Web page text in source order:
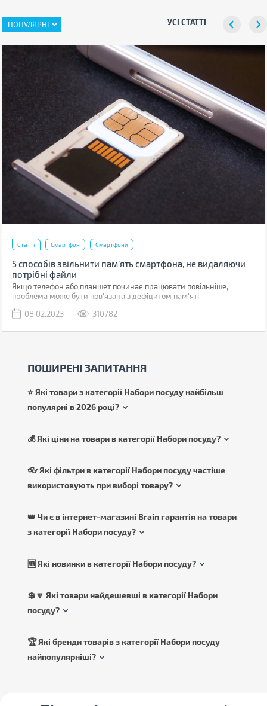
ПОПУЛЯРНІ УСІ СТАТТІ
Статті Смартфон Смартфони
5 способів звільнити пам’ять смартфона, не видаляючи
потрібні файли
Якщо телефон або планшет починає працювати повільніше,
проблема може бути пов'язана з дефіцитом пам'яті.
08.02.2023
310782
ПОШИРЕНІ ЗАПИТАННЯ
⭐ Які товари з категорії Набори посуду найбільш
популярні в 2026 році?
💰 Які ціни на товари в категорії Набори посуду?
👓 Які фільтри в категорії Набори посуду частіше
використовують при виборі товару?
👑 Чи є в інтернет-магазині Brain гарантія на товари
з категорії Набори посуду?
🆕 Які новинки в категорії Набори посуду?
💲🔽 Які товари найдешевші в категорії Набори
посуду?
🏆 Які бренди товарів з категорії Набори посуду
найпопулярніші?